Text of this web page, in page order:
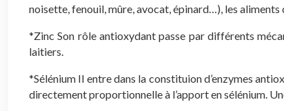
noisette, fenouil, mûre, avocat, épinard…), les
*Zinc Son rôle antioxydant passe par différents
laitiers.
*Sélénium Il entre dans la constituion d’enzymes
directement proportionnelle à l’apport en sélénium.